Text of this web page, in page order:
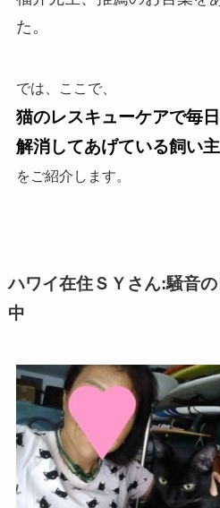
た。
では、ここで、
猫のレスキューケアで毎
解消してあげている飼い
をご紹介します。
ハワイ在住ＳＹさん:騒音
中